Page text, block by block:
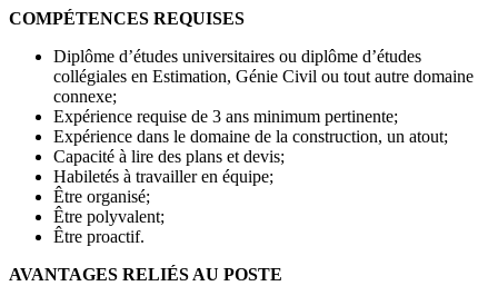
COMPÉTENCES REQUISES
Diplôme d’études universitaires ou diplôme d’études
collégiales en Estimation, Génie Civil ou tout autre domaine
connexe;
Expérience requise de 3 ans minimum pertinente;
Expérience dans le domaine de la construction, un atout;
Capacité à lire des plans et devis;
Habiletés à travailler en équipe;
Être organisé;
Être polyvalent;
Être proactif.
AVANTAGES RELIÉS AU POSTE